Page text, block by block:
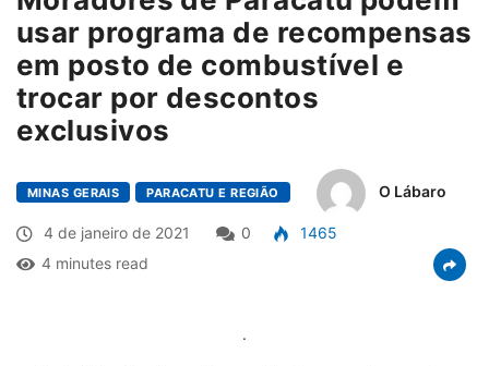
usar programa de recompensas
em posto de combustível e
trocar por descontos
exclusivos
MINAS GERAIS PARACATU E REGIÃO O Lábaro
4 de janeiro de 2021 0
1465
4 minutes read
.